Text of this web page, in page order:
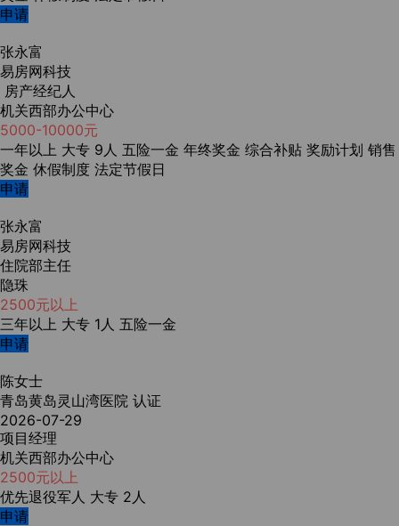
申请
张永富
易房网科技
房产经纪人
机关西部办公中心
5000-10000元
一年以上 大专 9人 五险一金 年终奖金 综合补贴 奖励计划 销售
奖金 休假制度 法定节假日
申请
张永富
易房网科技
住院部主任
隐珠
2500元以上
三年以上 大专 1人 五险一金
申请
陈女士
青岛黄岛灵山湾医院 认证
2026-07-29
项目经理
机关西部办公中心
2500元以上
优先退役军人 大专 2人
申请